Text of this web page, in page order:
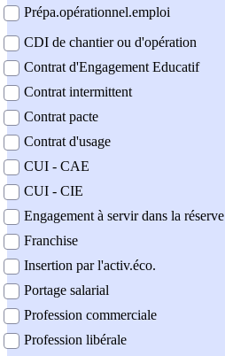
Prépa.opérationnel.emploi
CDI de chantier ou d'opération
Contrat d'Engagement Educatif
Contrat intermittent
Contrat pacte
Contrat d'usage
CUI - CAE
CUI - CIE
Engagement à servir dans la réserve
Franchise
Insertion par l'activ.éco.
Portage salarial
Profession commerciale
Profession libérale